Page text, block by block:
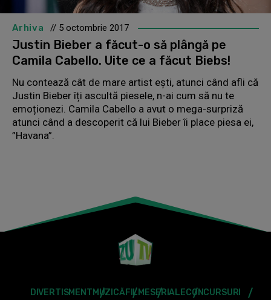
Arhiva // 5 octombrie 2017
Justin Bieber a făcut-o să plângă pe
Camila Cabello. Uite ce a făcut Biebs!
Nu contează cât de mare artist ești, atunci când afli că
Justin Bieber îți ascultă piesele, n-ai cum să nu te
emoționezi. Camila Cabello a avut o mega-surpriză
atunci când a descoperit că lui Bieber îi place piesa ei,
”Havana”.
DIVERTISMENT MUZICĂFILMESERIALECONCURSURI